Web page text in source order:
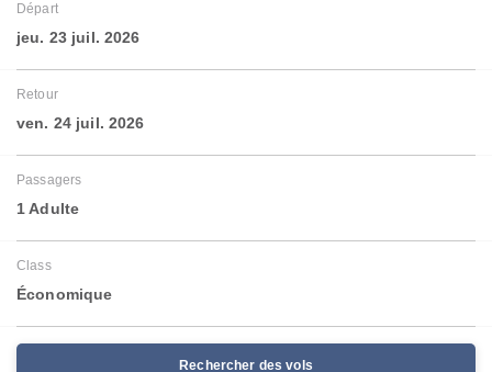
Départ
jeu. 23 juil. 2026
Retour
ven. 24 juil. 2026
Passagers
1 Adulte
Class
Économique
Rechercher des vols